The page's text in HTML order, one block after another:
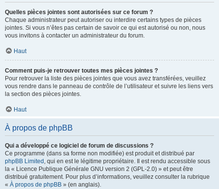
Quelles pièces jointes sont autorisées sur ce forum ?
Chaque administrateur peut autoriser ou interdire certains types de pièces
jointes. Si vous n’êtes pas certain de savoir ce qui est autorisé ou non, nous
vous invitons à contacter un administrateur du forum.
Haut
Comment puis-je retrouver toutes mes pièces jointes ?
Pour retrouver la liste des pièces jointes que vous avez transférées, veuillez
vous rendre dans le panneau de contrôle de l’utilisateur et suivre les liens vers
la section des pièces jointes.
Haut
À propos de phpBB
Qui a développé ce logiciel de forum de discussions ?
Ce programme (dans sa forme non modifiée) est produit et distribué par
phpBB Limited , qui en est le légitime propriétaire. Il est rendu accessible sous
la « Licence Publique Générale GNU version 2 (GPL-2.0) » et peut être
distribué gratuitement. Pour plus d’informations, veuillez consulter la rubrique
« À propos de phpBB » (en anglais).